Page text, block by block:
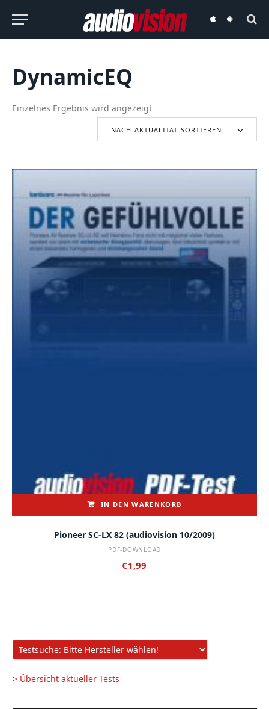
audiovisionaudiovision
DynamicEQ
Einzelnes Ergebnis wird angezeigt
NACH AKTUALITÄT SORTIEREN
IN DEN WARENKORB
Pioneer SC-LX 82 (audiovision 10/2009)
PDF-DOWNLOAD
€1,99
> Übersicht aktueller Tests